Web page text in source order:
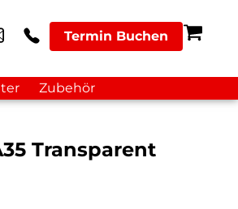
Termin Buchen
Zubehör
Transparent